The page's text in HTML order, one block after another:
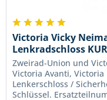
Victoria Vicky
Lenkradschloss
Zweirad-Union und
Victoria Avanti,
Lenkerschloss /
Schlüssel.